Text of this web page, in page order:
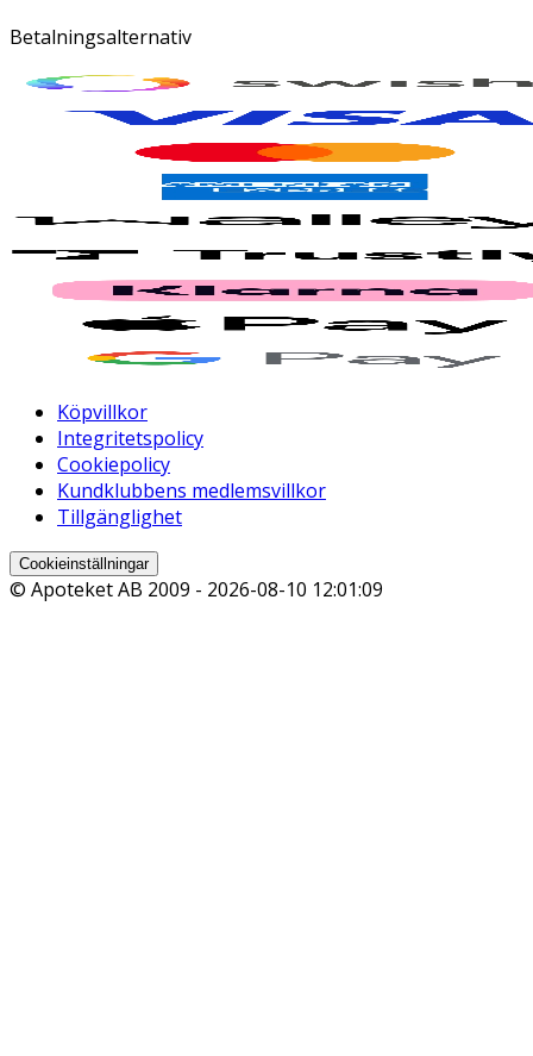
Betalningsalternativ
Köpvillkor
Integritetspolicy
Cookiepolicy
Kundklubbens medlemsvillkor
Tillgänglighet
Cookieinställningar
© Apoteket AB 2009 - 2026-08-10 12:01:09